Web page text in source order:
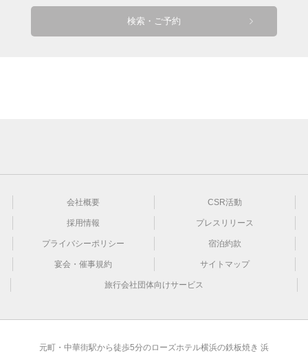
検索・ご予約
会社概要 CSR活動
採用情報 プレスリリース
プライバシーポリシー 宿泊約款
宴会・催事規約 サイトマップ
旅行会社団体向けサービス
元町・中華街駅から徒歩5分のローズホテル横浜の鉄板焼き 浜